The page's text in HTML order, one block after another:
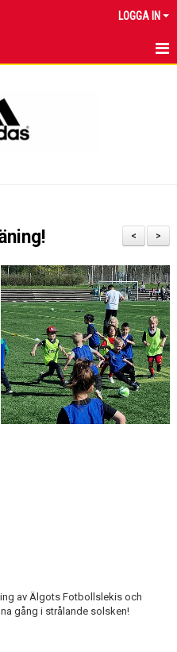
LOGGA IN
>
<
av Älgots Fotbollslekis och
gång i strålande solsken!